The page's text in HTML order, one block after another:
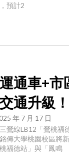
預計2
通車+市
通升級！
年 7 月 17 日
鶯線LB12「鶯桃福
傳大學桃園校區將
桃福德站」與「鳳鳴